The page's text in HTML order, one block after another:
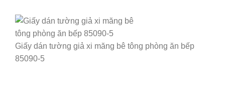
Giấy dán tường giả xi măng bê tông phòng ăn bếp
85090-5